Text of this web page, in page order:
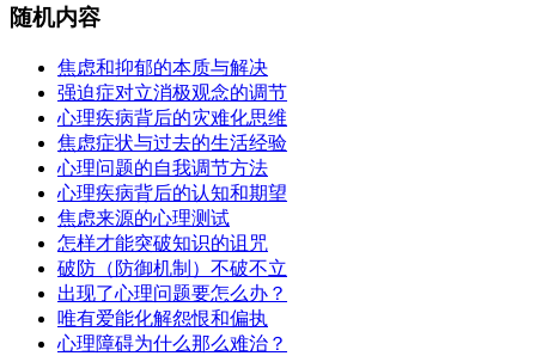
随机内容
焦虑和抑郁的本质与解决
强迫症对立消极观念的调节
心理疾病背后的灾难化思维
焦虑症状与过去的生活经验
心理问题的自我调节方法
心理疾病背后的认知和期望
焦虑来源的心理测试
怎样才能突破知识的诅咒
破防（防御机制）不破不立
出现了心理问题要怎么办？
唯有爱能化解怨恨和偏执
心理障碍为什么那么难治？